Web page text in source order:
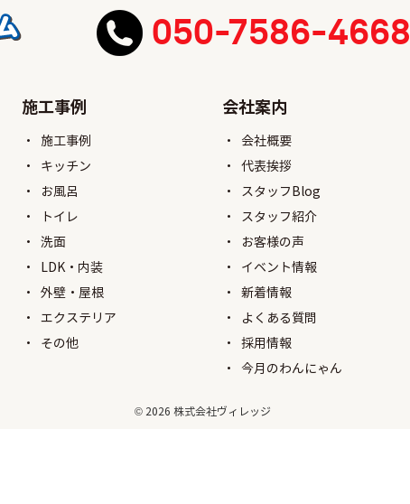
050-7586-4668
施工事例
施工事例
キッチン
お風呂
トイレ
洗面
LDK・内装
外壁・屋根
エクステリア
その他
会社案内
会社概要
代表挨拶
スタッフBlog
スタッフ紹介
お客様の声
イベント情報
新着情報
よくある質問
採用情報
今月のわんにゃん
© 2026 株式会社ヴィレッジ